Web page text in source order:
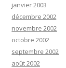
janvier 2003
décembre 2002
novembre 2002
octobre 2002
septembre 2002
août 2002